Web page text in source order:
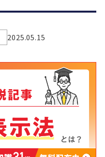
2025.05.15